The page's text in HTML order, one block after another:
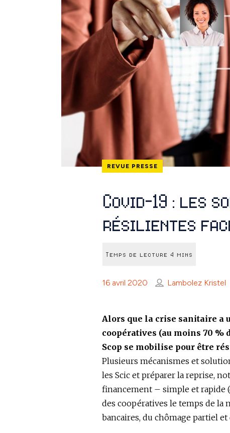
REVUE PRESSE
Covid-19 : les
résilientes
16 avril 2020 Lambolez Kristel
Alors que la crise sanitaire a
coopératives (au moins 70 %
Scop se mobilise pour être
Plusieurs mécanismes et
les Scic et préparer la reprise,
financement – simple et rapide
des coopératives le temps de la
bancaires, du chômage partiel